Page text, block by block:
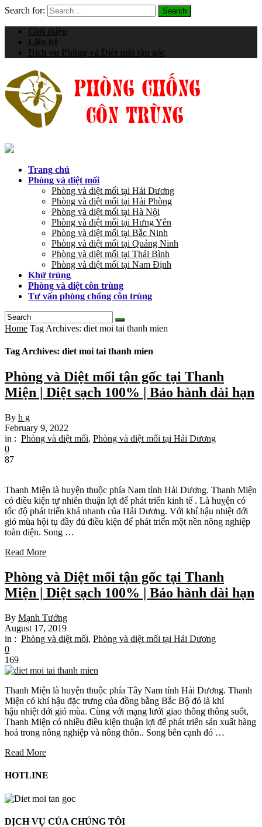
Search for:
Giới thiệu
Liên hệ
Dịch vụ Phòng và Diệt mối tận gốc
Trang chủ
Phòng và diệt mối
Phòng và diệt mối tại Hải Dương
Phòng và diệt mối tại Hải Phòng
Phòng và diệt mối tại Hà Nội
Phòng và diệt mối tại Hưng Yên
Phòng và diệt mối tại Bắc Ninh
Phòng và diệt mối tại Quảng Ninh
Phòng và diệt mối tại Thái Bình
Phòng và diệt mối tại Nam Định
Khử trùng
Phòng và diệt côn trùng
Tư vấn phòng chống côn trùng
Home Tag Archives: diet moi tai thanh mien
Tag Archives: diet moi tai thanh mien
Phòng và Diệt mối tận gốc tại Thanh
Miện | Diệt sạch 100% | Bảo hành dài hạn
By h g
February 9, 2022
in : Phòng và diệt mối, Phòng và diệt mối tại Hải Dương
0
87
Thanh Miện là huyện thuộc phía Nam tỉnh Hải Dương. Thanh Miện
có điều kiện tự nhiên thuận lợi để phát triển kinh tế . Là huỵện có
tốc độ phát triển khá nhanh của Hải Dương. Với khí hậu nhiệt đới
gió mùa hội tụ đầy đủ điều kiện để phát triển một nền nông nghiệp
toàn diện. Song …
Read More
Phòng và Diệt mối tận gốc tại Thanh
Miện | Diệt sạch 100% | Bảo hành dài hạn
By Mạnh Tưởng
August 17, 2019
in : Phòng và diệt mối, Phòng và diệt mối tại Hải Dương
0
169
Thanh Miện là huyện thuộc phía Tây Nam tỉnh Hải Dương. Thanh
Miện có khí hậu đặc trưng của đồng bằng Bắc Bộ đó là khí
hậu nhiệt đới gió mùa. Cùng với mạng lưới giao thông thông suốt,
Thanh Miện có nhiều điều kiện thuận lợi để phát triển sản xuất hàng
hoá trong nông nghiệp và nông thôn.. Song bên cạnh đó …
Read More
HOTLINE
DỊCH VỤ CỦA CHÚNG TÔI